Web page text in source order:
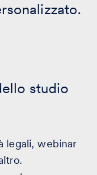
studio
legali, webinar